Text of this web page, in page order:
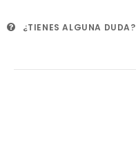
¿TIENES ALGUNA DUDA?